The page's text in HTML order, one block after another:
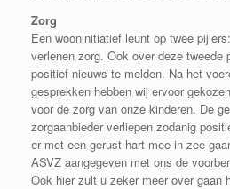
Zorg
Een wooninitiatief leunt op twee
verlenen zorg. Ook over deze tweede
positief nieuws te melden. Na het
gesprekken hebben wij ervoor
voor de zorg van onze kinderen. De
zorgaanbieder verliepen zodanig
er met een gerust hart mee in zee
ASVZ aangegeven met ons de
Ook hier zult u zeker meer over gaan